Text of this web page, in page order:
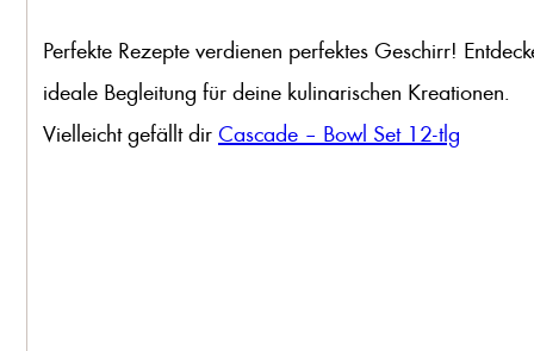
Perfekte Rezepte verdienen perfektes Geschirr!
ideale Begleitung für deine kulinarischen Kreationen.
Vielleicht gefällt dir Cascade – Bowl Set 12-tlg